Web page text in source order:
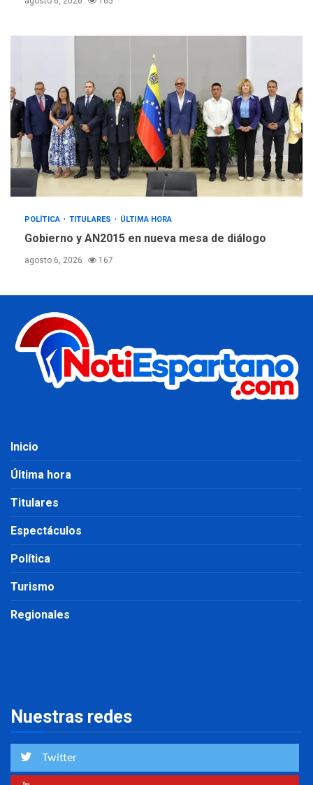
POLÍTICA TITULARES ÚLTIMA HORA
Gobierno y AN2015 en nueva mesa de diálogo
agosto 6, 2026 167
Inicio
Última hora
Titulares
Espectáculos
Política
Turismo
Regionales
Nuestras redes
Twitter